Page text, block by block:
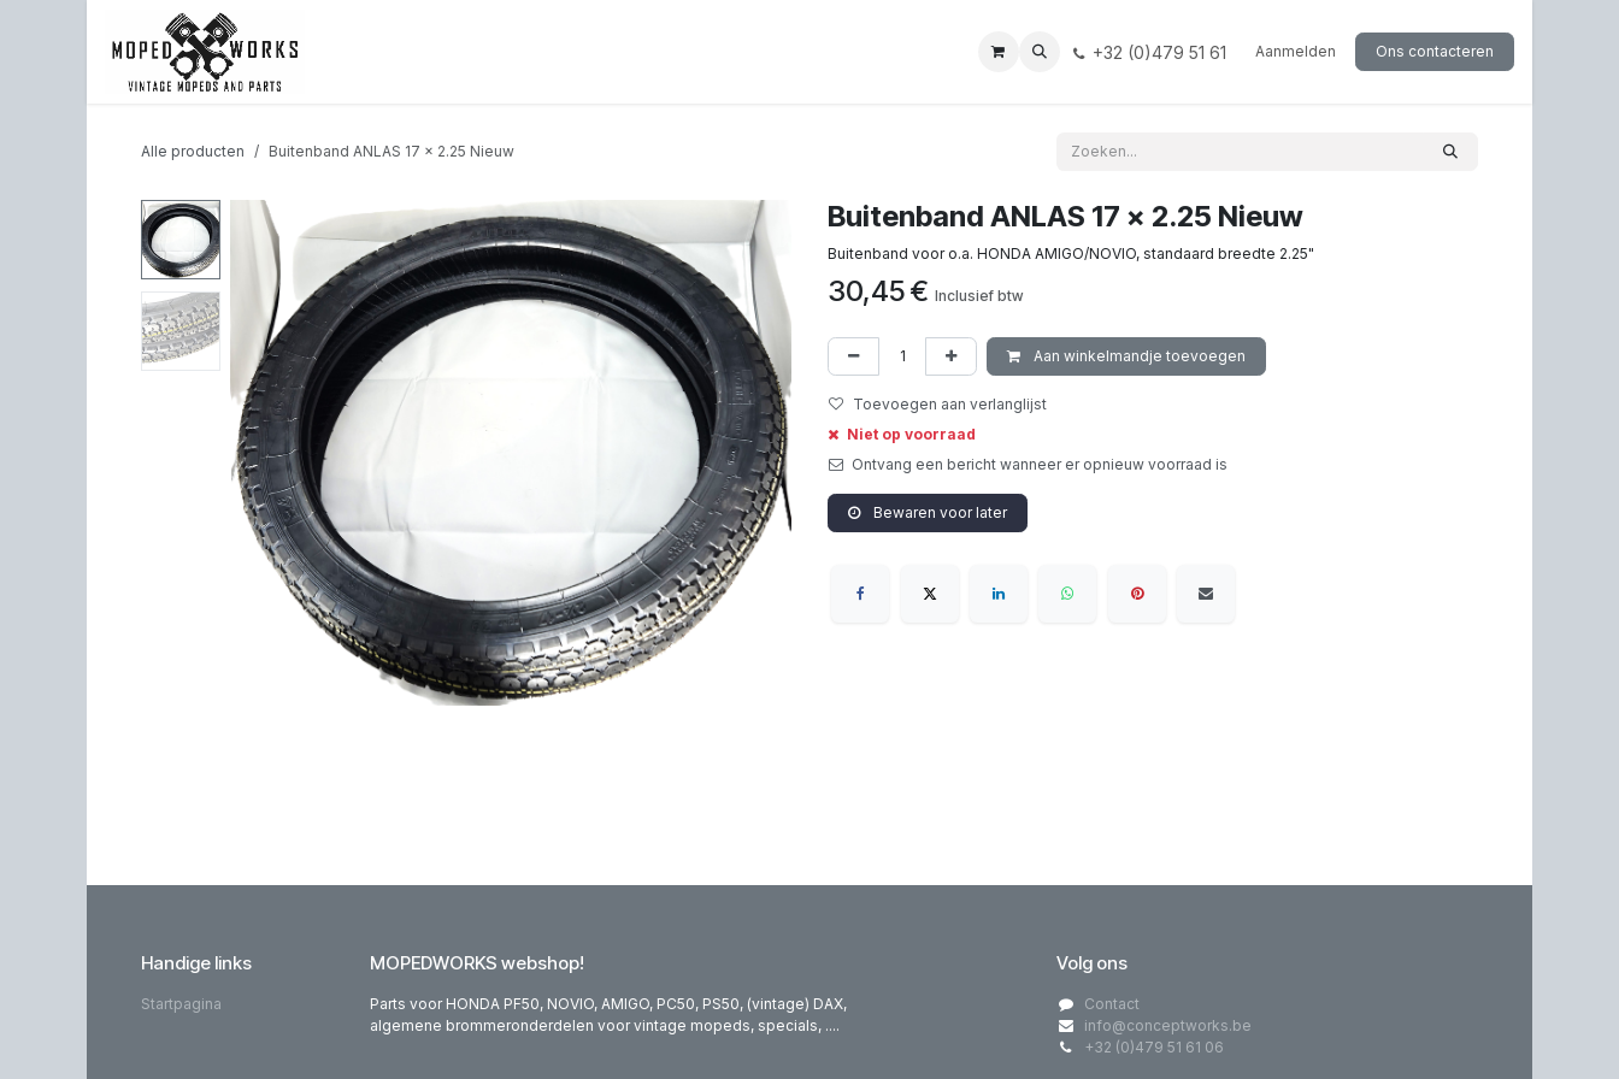
+32 (0)479 51 61 Aanmelden Ons contacteren
Alle producten Buitenband ANLAS 17 x 2.25 Nieuw
Buitenband ANLAS 17 x 2.25 Nieuw
Buitenband voor o.a. HONDA AMIGO/NOVIO, standaard breedte 2.25"
30,45€ Inclusief btw
Aan winkelmandje toevoegen
Toevoegen aan verlanglijst
Niet op voorraad
Ontvang een bericht wanneer er opnieuw voorraad is
Bewaren voor later
Handige links
Startpagina
MOPEDWORKS webshop!
Parts voor HONDA PF50, NOVIO, AMIGO, PC50, PS50, (vintage) DAX,
algemene brommeronderdelen voor vintage mopeds, specials, ....
Volg ons
Contact
info@conceptworks.be
+32 (0)479 51 61 06